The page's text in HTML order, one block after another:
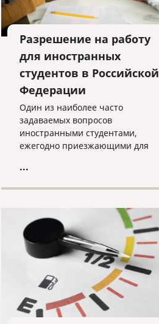
Разрешение на работу
для иностранных
студентов в Российской
Федерации
Один из наиболее часто
задаваемых вопросов
иностранными студентами,
ежегодно приезжающими для
аспирантуре в Российской
легально трудоустроиться, не
создавая при этом проблем в их
правовом статусе в стране или
могут потерять свои
студенческие визы.
...